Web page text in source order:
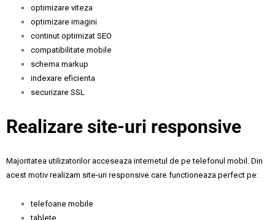
optimizare viteza
optimizare imagini
continut optimizat SEO
compatibilitate mobile
schema markup
indexare eficienta
securizare SSL
Realizare site-uri responsive
Majoritatea utilizatorilor acceseaza internetul de pe telefonul mobil. Din
acest motiv realizam site-uri responsive care functioneaza perfect pe:
telefoane mobile
tablete